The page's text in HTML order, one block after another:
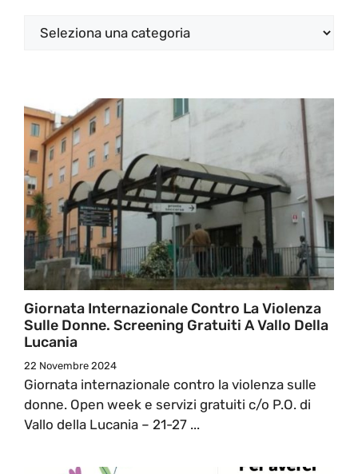
Categorie
Giornata Internazionale Contro La Violenza
Sulle Donne. Screening Gratuiti A Vallo Della
Lucania
22 Novembre 2024
Giornata internazionale contro la violenza sulle
donne. Open week e servizi gratuiti c/o P.O. di
Vallo della Lucania – 21-27 ...